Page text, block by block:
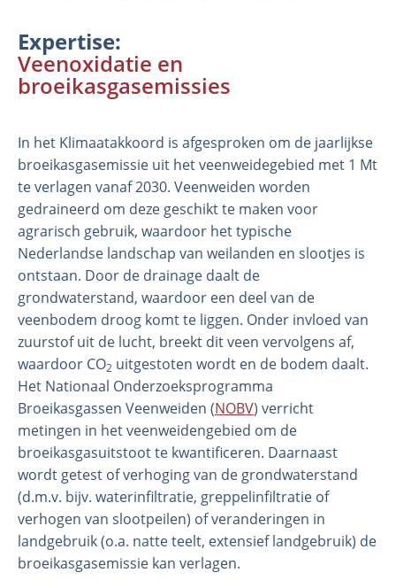
Organisatie
Medewerkers
Laboratorium
Veld- en laboratoriumexperimenten
Veldwerkzaamheden
Expertise
Veenoxidatie en
broeikasgasemissies
In het Klimaatakkoord is afgesproken om de jaarlijkse
broeikasgasemissie uit het veenweidegebied met 1 Mt
te verlagen vanaf 2030. Veenweiden worden
gedraineerd om deze geschikt te maken voor
agrarisch gebruik, waardoor het typische
Nederlandse landschap van weilanden en slootjes is
ontstaan. Door de drainage daalt de
grondwaterstand, waardoor een deel van de
veenbodem droog komt te liggen. Onder invloed van
zuurstof uit de lucht, breekt dit veen vervolgens af,
waardoor CO2 uitgestoten wordt en de bodem daalt.
Het Nationaal Onderzoeksprogramma
Broeikasgassen Veenweiden (NOBV) verricht
metingen in het veenweidengebied om de
broeikasgasuitstoot te kwantificeren. Daarnaast
wordt getest of verhoging van de grondwaterstand
(d.m.v. bijv. waterinfiltratie, greppelinfiltratie of
verhogen van slootpeilen) of veranderingen in
landgebruik (o.a. natte teelt, extensief landgebruik) de
broeikasgasemissie kan verlagen.